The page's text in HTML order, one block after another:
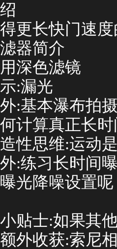
更长快门速
器简介
深色滤镜
:漏光
:基本瀑布拍
计算真正长
性思维:运动
:练习长时间
光降噪设置
贴士:如果其
外收获:索尼